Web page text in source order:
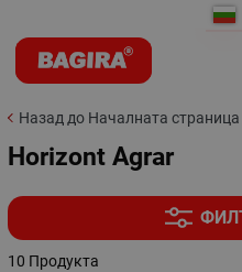
Назад до Началната страница
Horizont Agrar
10 Продукта